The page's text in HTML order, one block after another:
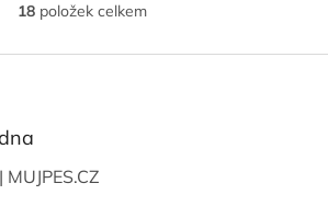
O
l
í
p
18 položek celkem